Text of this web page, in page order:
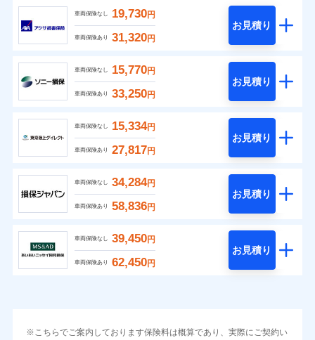
車両保険なし 19,730円
車両保険あり 31,320円
お見積り
車両保険なし 15,770円
車両保険あり 33,250円
お見積り
車両保険なし 15,334円
車両保険あり 27,817円
お見積り
車両保険なし 34,284円
車両保険あり 58,836円
お見積り
車両保険なし 39,450円
車両保険あり 62,450円
お見積り
こちらでご案内しております保険料は概算であり、実際にご契約い